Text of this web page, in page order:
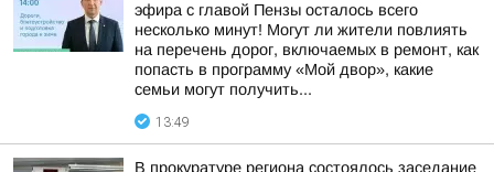
эфира с главой Пензы осталось всего
несколько минут! Могут ли жители повлиять
на перечень дорог, включаемых в ремонт, как
попасть в программу «Мой двор», какие
семьи могут получить...
13:49
В прокуратуре региона состоялось заседание